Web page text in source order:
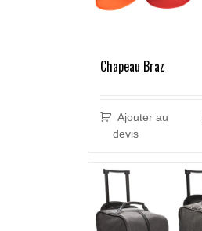
Chapeau Braz
Ajouter au
devis